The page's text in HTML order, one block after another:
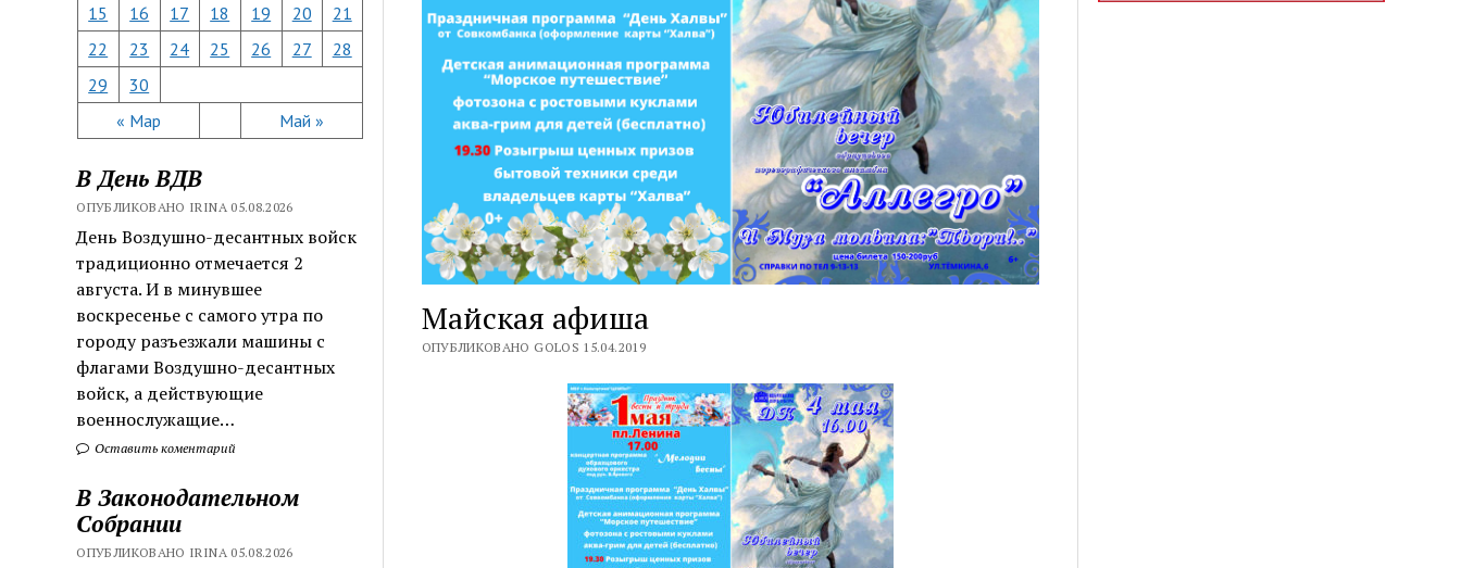
« Мар Май »
15
16 17 18 19 20
21
22
23 24 25 26 27
28
29
30
В День ВДВ
ОПУБЛИКОВАНО IRINA 05.08.2026
День Воздушно-десантных войск
традиционно отмечается 2
августа. И в минувшее
воскресенье с самого утра по
городу разъезжали машины с
флагами Воздушно-десантных
войск, а действующие
военнослужащие…
Оставить коментарий
В Законодательном
Собрании
ОПУБЛИКОВАНО IRINA 05.08.2026
Майская афиша
ОПУБЛИКОВАНО GOLOS 15.04.2019